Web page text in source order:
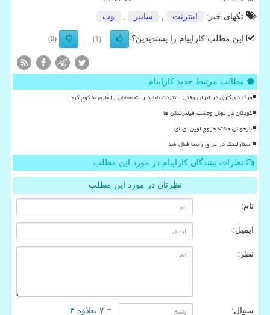
تگهای خبر:
اینترنت سایبر وب
این مطلب کاراپیام را پسندیدین؟ (1)
(0)
مطالب مرتبط جدید کاراپیام
مرگ دورکاری در ایران وقتی اینترنت ناپایدار متخصصان را ملزم به کوچ کرد
کودکان در تونل وحشت فیلترشکن ها
بازخوانی حادثه خروج اوپن ای آی
استارلینک در عراق رسما فعال شد
نظرات بینندگان کاراپیام در مورد این مطلب
نظرتان در مورد این مطلب
نام:
ایمیل:
نظر:
سوال: = ۷ بعلاوه ۳